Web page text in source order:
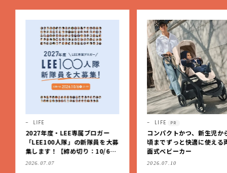
LIFE
2027年度・LEE専属ブロガー
「LEE100人隊」の新隊員を大募
集します！【締め切り：10/6
（火）】
2026.07.07
LIFE PR
コンパクトかつ、新生児か
頃までずっと快適に使える
面式ベビーカー
2026.07.10